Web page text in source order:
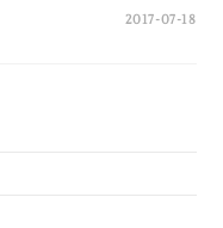
2017-07-18